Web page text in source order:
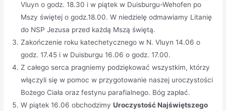
Vluyn o godz. 18.30 i w piątek w Duisburgu-Wehofen po
Mszy świętej o godz.18.00. W niedzielę odmawiamy Litanię
do NSP Jezusa przed każdą Mszą świętą.
Zakończenie roku katechetycznego w N. Vluyn 14.06 o
godz. 17.45 i w Duisburgu 16.06 o godz. 17.00.
Z całego serca pragniemy podziękować wszystkim, którzy
włączyli się w pomoc w przygotowanie naszej uroczystości
Bożego Ciała oraz festynu parafialnego. Bóg zapłać.
W piątek 16.06 obchodzimyUroczystość Najświętszego